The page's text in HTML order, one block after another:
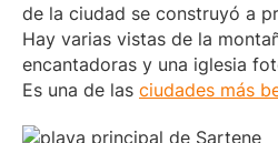
de la ciudad se construyó a
Hay varias vistas de la
encantadoras y una iglesia
Es una de las ciudades más